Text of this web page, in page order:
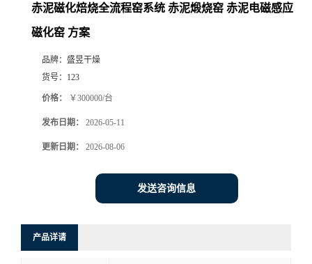
赤泥磁化焙烧全流程窑系统 赤泥煅烧窑 赤泥电磁感应
磁化窑 方案
品牌： 盛昱干燥
货号： 123
价格： ￥300000/台
发布日期： 2026-05-11
更新日期： 2026-08-06
发送咨询信息
产品详请